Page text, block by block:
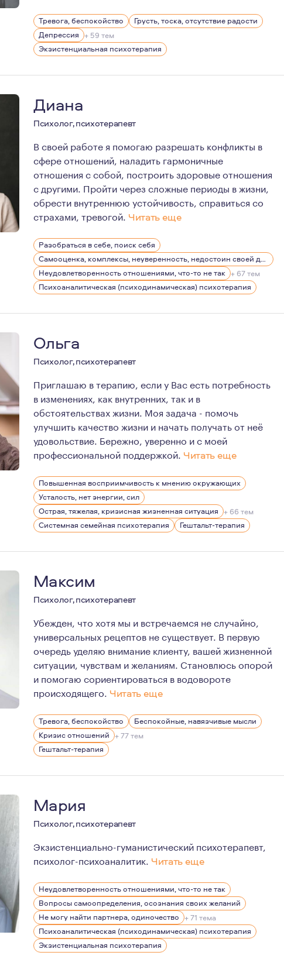
Психология - это моя вторая специальность,
Моя сильная сторона в работе - со мной безопасно и
Мое направление в работе - экзистенциальная
Тревога, беспокойство
Грусть, тоска, отсутствие радости
Депрессия + 59 тем
Экзистенциальная психотерапия
Диана
Психолог, психотерапевт
В своей работе я помогаю разрешать конфликты в
сфере отношений, наладить гармоничные
отношения с собой, построить здоровые отношения
с другими. Пройти через сложные периоды в жизни,
обрести внутреннюю устойчивость, справиться со
страхами, тревогой. Читать еще
В работе я обеспечиваю своим клиентам
Разобраться в себе, поиск себя
Самооценка, комплексы, неуверенность, недостоин своей должности или положения в обществе
Неудовлетворенность отношениями, что-то не так + 67 тем
Психоаналитическая (психодинамическая) психотерапия
Ольга
Психолог, психотерапевт
Приглашаю в терапию, если у Вас есть потребность
в изменениях, как внутренних, так и в
обстоятельствах жизни. Моя задача - помочь
улучшить качество жизни и начать получать от неё
удовольствие. Бережно, уверенно и с моей
профессиональной поддержкой. Читать еще
Я очень ценю человеческое, доверительное
Для меня важно продолжать учиться, осваивать
Повышенная восприимчивость к мнению окружающих
Усталость, нет энергии, сил
Острая, тяжелая, кризисная жизненная ситуация + 66 тем
Системная семейная психотерапия
Гештальт-терапия
Максим
Психолог, психотерапевт
Убежден, что хотя мы и встречаемся не случайно,
универсальных рецептов не существует. В первую
очередь уделяю внимание клиенту, вашей жизненной
ситуации, чувствам и желаниям. Становлюсь опорой
и помогаю сориентироваться в водовороте
происходящего. Читать еще
Люблю юмор и стендап - сам несколько раз выступал
Увлекаюсь плаванием, интуитивными танцами, тантрой
Обратившись ко мне вы сделаете первый шаг к
Тревога, беспокойство
Беспокойные, навязчивые мысли
Кризис отношений + 77 тем
Гештальт-терапия
Мария
Психолог, психотерапевт
Экзистенциально-гуманистический психотерапевт,
психолог-психоаналитик. Читать еще
Я работаю с человеком, а не только с его проблемой,
Неудовлетворенность отношениями, что-то не так
Вопросы самоопределения, осознания своих желаний
Не могу найти партнера, одиночество + 71 тема
Психоаналитическая (психодинамическая) психотерапия
Экзистенциальная психотерапия